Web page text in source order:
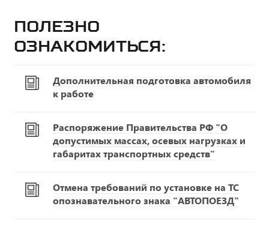
Полезно
ознакомиться:
Дополнительная подготовка автомобиля
к работе
Распоряжение Правительства РФ "О
допустимых массах, осевых нагрузках и
габаритах транспортных средств"
Отмена требований по установке на ТС
опознавательного знака "АВТОПОЕЗД"